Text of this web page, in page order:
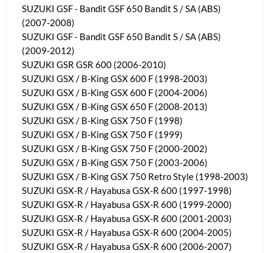
SUZUKI GSF - Bandit GSF 650 Bandit S / SA (ABS)
(2007-2008)
SUZUKI GSF - Bandit GSF 650 Bandit S / SA (ABS)
(2009-2012)
SUZUKI GSR GSR 600 (2006-2010)
SUZUKI GSX / B-King GSX 600 F (1998-2003)
SUZUKI GSX / B-King GSX 600 F (2004-2006)
SUZUKI GSX / B-King GSX 650 F (2008-2013)
SUZUKI GSX / B-King GSX 750 F (1998)
SUZUKI GSX / B-King GSX 750 F (1999)
SUZUKI GSX / B-King GSX 750 F (2000-2002)
SUZUKI GSX / B-King GSX 750 F (2003-2006)
SUZUKI GSX / B-King GSX 750 Retro Style (1998-2003)
SUZUKI GSX-R / Hayabusa GSX-R 600 (1997-1998)
SUZUKI GSX-R / Hayabusa GSX-R 600 (1999-2000)
SUZUKI GSX-R / Hayabusa GSX-R 600 (2001-2003)
SUZUKI GSX-R / Hayabusa GSX-R 600 (2004-2005)
SUZUKI GSX-R / Hayabusa GSX-R 600 (2006-2007)